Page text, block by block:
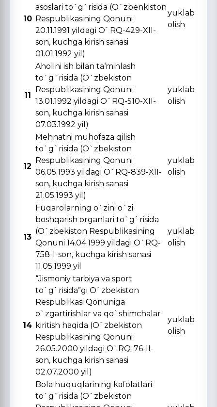
10
asoslari to`g`risida (O`zbenkiston
Respublikasining Qonuni
20.11.1991 yildagi O`RQ-429-XII-
son, kuchga kirish sanasi
01.01.1992 yil)
yuklab
olish
11
Aholini ish bilan ta‘minlash
to`g`risida (O`zbekiston
Respublikasining Qonuni
13.01.1992 yildagi O`RQ-510-XII-
son, kuchga kirish sanasi
07.03.1992 yil)
yuklab
olish
12
Mehnatni muhofaza qilish
to`g`risida (O`zbekiston
Respublikasining Qonuni
06.05.1993 yildagi O`RQ-839-XII-
son, kuchga kirish sanasi
21.05.1993 yil)
yuklab
olish
13
Fuqarolarning o`zini o`zi
boshqarish organlari to`g`risida
(O`zbekiston Respublikasining
Qonuni 14.04.1999 yildagi O`RQ-
758-I-son, kuchga kirish sanasi
11.05.1999 yil
yuklab
olish
14
“Jismoniy tarbiya va sport
to`g`risida”gi O`zbekiston
Respublikasi Qonuniga
o`zgartirishlar va qo`shimchalar
kiritish haqida (O`zbekiston
Respublikasining Qonuni
26.05.2000 yildagi O`RQ-76-II-
son, kuchga kirish sanasi
02.07.2000 yil)
yuklab
olish
Bola huquqlarining kafolatlari
to`g`risida (O`zbekiston